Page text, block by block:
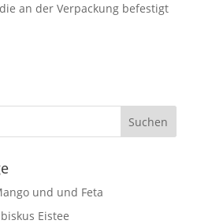
an der Verpackung befestigt
und und Feta
Eistee